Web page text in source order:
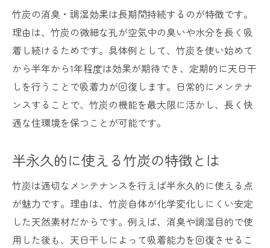
竹炭の消臭・調湿効果は長期間持続するのが特徴です。
理由は、竹炭の微細な孔が空気中の臭いや水分を長く吸
着し続けるためです。具体例として、竹炭を使い始めて
から半年から1年程度は効果が期待でき、定期的に天日干
しを行うことで吸着力が回復します。日常的にメンテナ
ンスすることで、竹炭の機能を最大限に活かし、長く快
適な住環境を保つことが可能です。
半永久的に使える竹炭の特徴とは
竹炭は適切なメンテナンスを行えば半永久的に使える点
が魅力です。理由は、竹炭自体が化学変化しにくい安定
した天然素材だからです。例えば、消臭や調湿目的で使
用した後も、天日干しによって吸着能力を回復させるこ